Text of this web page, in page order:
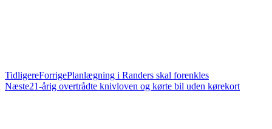
TidligereForrigePlanlægning i Randers skal forenkles
Næste21-årig overtrådte knivloven og kørte bil uden kørekort